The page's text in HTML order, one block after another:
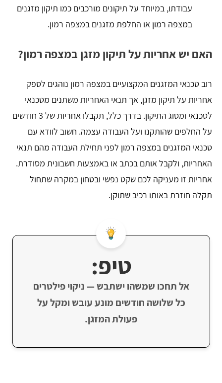
עבודתו, במיוחד על תיקונים מורכבים כמו תיקון מזגנים
במצפה רמון או החלפת מזגנים במצפה רמון.
האם יש אחריות על תיקון מזגן במצפה רמון?
רוב טכנאי המזגנים המקצועיים במצפה רמון נוהגים לספק
אחריות על תיקון מזגן, אך תנאי האחריות משתנים מטכנאי
לטכנאי ומסוג התיקון. בדרך כלל, תקבלו אחריות של 3 חודשים
על החלפים שהותקנו ועל העבודה עצמה. חשוב לוודא עם
טכנאי המזגנים במצפה רמון לפני תחילת העבודה מהם תנאי
האחריות, ולקבל אותם בכתב או באמצעות חשבונית מסודרת.
אחריות זו מעניקה לכם שקט נפשי ובטחון במקרה שתחול
תקלה חוזרת באותו רכיב שתוקן.
טיפ:
אל תחכו שמשהו ישתבש — ניקוי פילטרים
כל שלושה חודשים מונע עובש ומקל על
פעולת המזגן.